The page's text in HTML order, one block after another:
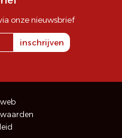
onze nieuwsbrief
inschrijven